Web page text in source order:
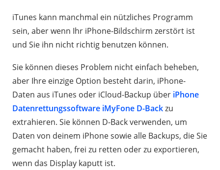
iTunes kann manchmal ein nützliches Programm
sein, aber wenn Ihr iPhone-Bildschirm zerstört ist
und Sie ihn nicht richtig benutzen können.
Sie können dieses Problem nicht einfach beheben,
aber Ihre einzige Option besteht darin, iPhone-
Daten aus iTunes oder iCloud-Backup über iPhone
Datenrettungssoftware iMyFone D-Backzu
extrahieren. Sie können D-Back verwenden, um
Daten von deinem iPhone sowie alle Backups, die Sie
gemacht haben, frei zu retten oder zu exportieren,
wenn das Display kaputt ist.